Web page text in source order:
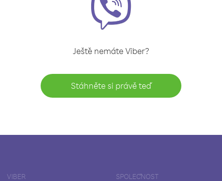
Ještě nemáte Viber?
Stáhněte si právě teď
VIBER SPOLEČNOST